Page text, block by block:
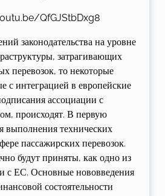
QfGJStbDxg8
законодательства на уровне
затрагивающих
перевозок, то некоторые
с интеграцией в европейские
ассоциации с
происходят. В первую
выполнения технических
пассажирских перевозок.
будут приняты, как одно из
с ЕС. Основные нововведения
состоятельности